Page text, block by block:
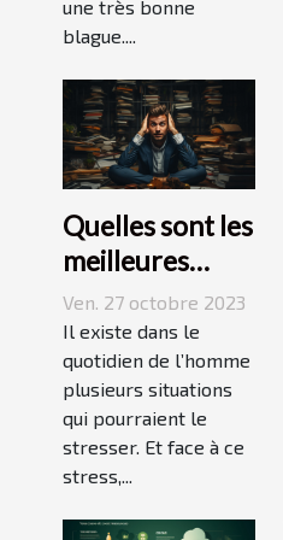
une très bonne
blague....
Quelles sont les
meilleures
techniques
pour vaincre le
stress ?
Ven. 27 octobre 2023
Il existe dans le
quotidien de l’homme
plusieurs situations
qui pourraient le
stresser. Et face à ce
stress,...